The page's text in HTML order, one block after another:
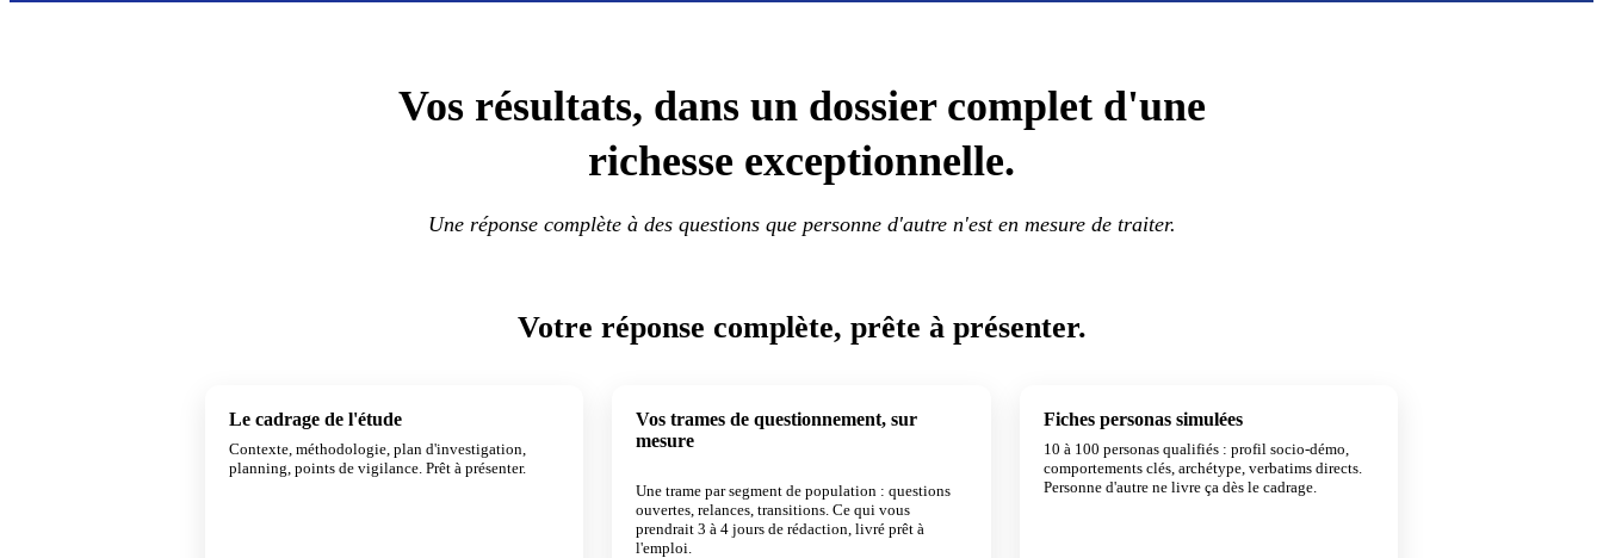
Vos résultats, dans un dossier complet d'une
richesse exceptionnelle.
Une réponse complète à des questions que personne d'autre n'est en mesure de traiter.
Votre réponse complète, prête à présenter.
Le cadrage de l'étude
Contexte, méthodologie, plan d'investigation,
planning, points de vigilance. Prêt à présenter.
Vos trames de questionnement, sur
mesure
Une trame par segment de population : questions
ouvertes, relances, transitions. Ce qui vous
prendrait 3 à 4 jours de rédaction, livré prêt à
l'emploi.
Fiches personas simulées
10 à 100 personas qualifiés : profil socio-démo,
comportements clés, archétype, verbatims directs.
Personne d'autre ne livre ça dès le cadrage.